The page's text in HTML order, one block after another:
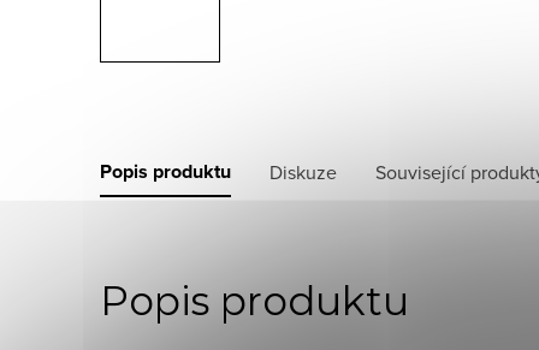
Popis produktu Diskuze Související
Popis produktu